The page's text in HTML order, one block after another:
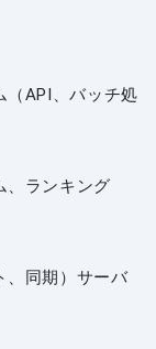
（API、バッチ処
、ランキング
、同期）サーバ